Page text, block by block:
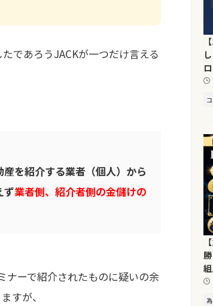
であろうJACKが一つだけ言える
を紹介する業者（個人）から
ず業者側、紹介者側の金儲けの
ナーで紹介されたものに疑いの余
すが、